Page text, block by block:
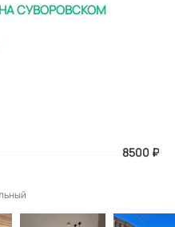
СУВОРОВСКОМ
8500 ₽